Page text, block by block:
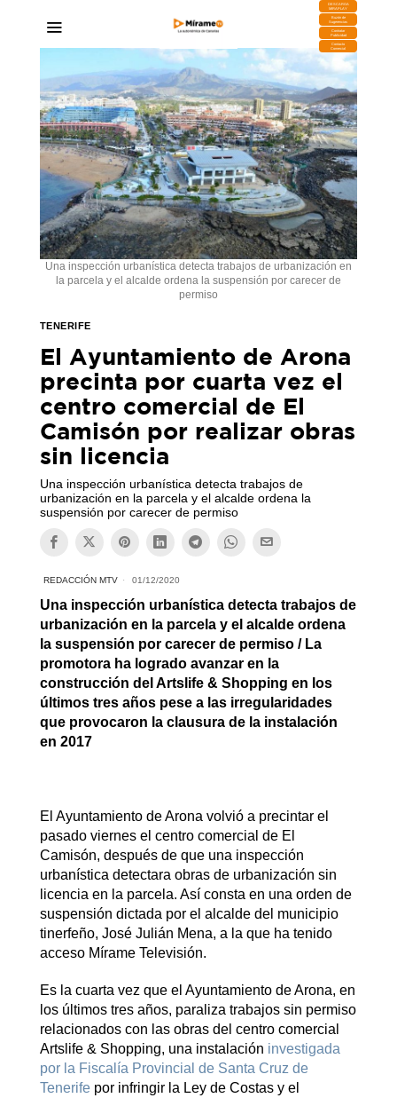
DESCARGA
MIRAPLAY
Buzón de
Sugerencias
Contratar
Publicidad
Contacto
Comercial
Una inspección urbanística detecta trabajos de urbanización en
la parcela y el alcalde ordena la suspensión por carecer de
permiso
TENERIFE
El Ayuntamiento de Arona
precinta por cuarta vez el
centro comercial de El
Camisón por realizar obras
sin licencia
Una inspección urbanística detecta trabajos de
urbanización en la parcela y el alcalde ordena la
suspensión por carecer de permiso
REDACCIÓN MTV 01/12/2020
Una inspección urbanística detecta trabajos de
urbanización en la parcela y el alcalde ordena
la suspensión por carecer de permiso / La
promotora ha logrado avanzar en la
construcción del Artslife & Shopping en los
últimos tres años pese a las irregularidades
que provocaron la clausura de la instalación
en 2017
El Ayuntamiento de Arona volvió a precintar el
pasado viernes el centro comercial de El
Camisón, después de que una inspección
urbanística detectara obras de urbanización sin
licencia en la parcela. Así consta en una orden de
suspensión dictada por el alcalde del municipio
tinerfeño, José Julián Mena, a la que ha tenido
acceso Mírame Televisión.
Es la cuarta vez que el Ayuntamiento de Arona, en
los últimos tres años, paraliza trabajos sin permiso
relacionados con las obras del centro comercial
Artslife & Shopping, una instalación investigada
por la Fiscalía Provincial de Santa Cruz de
Tenerifepor infringir la Ley de Costas y el